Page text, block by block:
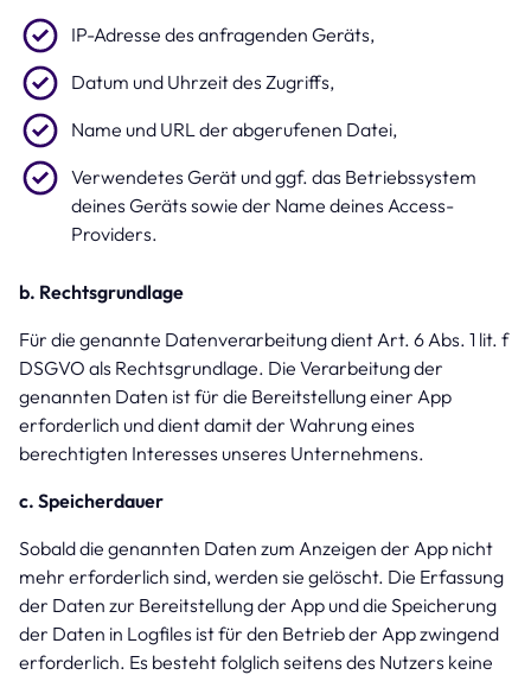
IP-Adresse des anfragenden Geräts,
Datum und Uhrzeit des Zugriffs,
Name und URL der abgerufenen Datei,
Verwendetes Gerät und ggf. das Betriebssystem
deines Geräts sowie der Name deines Access-
Providers.
b. Rechtsgrundlage
Für die genannte Datenverarbeitung dient Art. 6 Abs. 1 lit. f
DSGVO als Rechtsgrundlage. Die Verarbeitung der
genannten Daten ist für die Bereitstellung einer App
erforderlich und dient damit der Wahrung eines
berechtigten Interesses unseres Unternehmens.
c. Speicherdauer
Sobald die genannten Daten zum Anzeigen der App nicht
mehr erforderlich sind, werden sie gelöscht. Die Erfassung
der Daten zur Bereitstellung der App und die Speicherung
der Daten in Logfiles ist für den Betrieb der App zwingend
erforderlich. Es besteht folglich seitens des Nutzers keine